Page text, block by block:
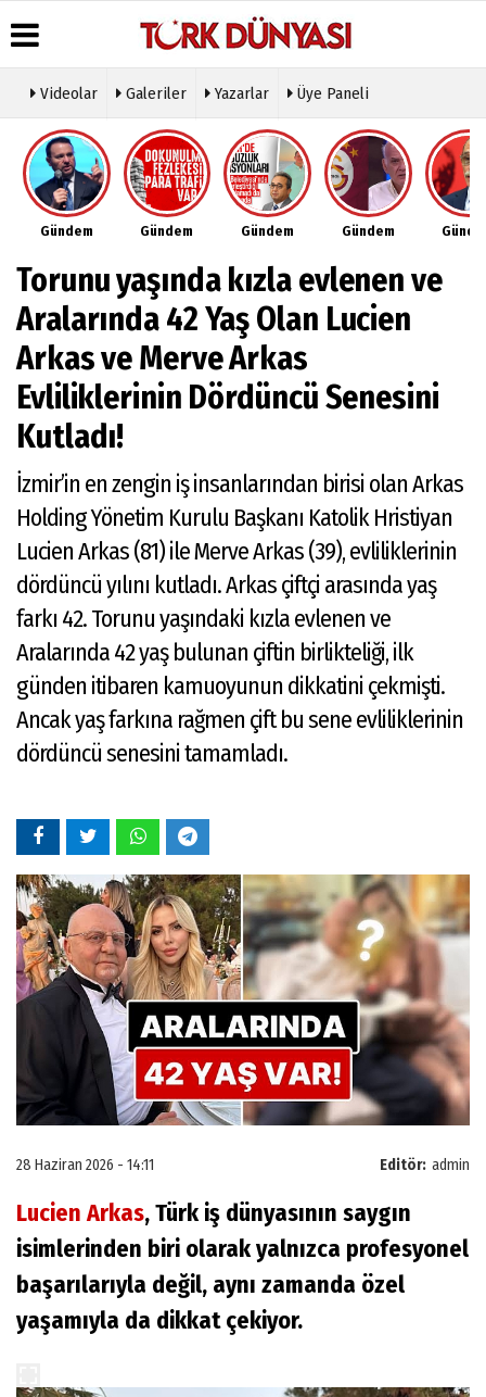
Üye Paneli
Haber
Arşivi
Gazete
Arşivi
Haberleri
Hava
Durumu
Gazete
Manşetleri
Anketler
Biyografiler
Köşe
Yazarları
Video
Galeri
Foto
Etkinlikler
Künye
İletişim
Çerez
Politikası
Videolar Galeriler Yazarlar Üye Paneli
Gündem Gündem Gündem Gündem
Torunu yaşında kızla evlenen ve
Aralarında 42 Yaş Olan Lucien
Arkas ve Merve Arkas
Evliliklerinin Dördüncü Senesini
Kutladı!
İzmir’in en zengin iş insanlarından birisi olan Arkas
Holding Yönetim Kurulu Başkanı Katolik Hristiyan
Lucien Arkas (81) ile Merve Arkas (39), evliliklerinin
dördüncü yılını kutladı. Arkas çiftçi arasında yaş
farkı 42. Torunu yaşındaki kızla evlenen ve
Aralarında 42 yaş bulunan çiftin birlikteliği, ilk
günden itibaren kamuoyunun dikkatini çekmişti.
Ancak yaş farkına rağmen çift bu sene evliliklerinin
dördüncü senesini tamamladı.
Editör: admin
28 Haziran 2026 - 14:11
Lucien Arkas, Türk iş dünyasının saygın
isimlerinden biri olarak yalnızca profesyonel
başarılarıyla değil, aynı zamanda özel
yaşamıyla da dikkat çekiyor.